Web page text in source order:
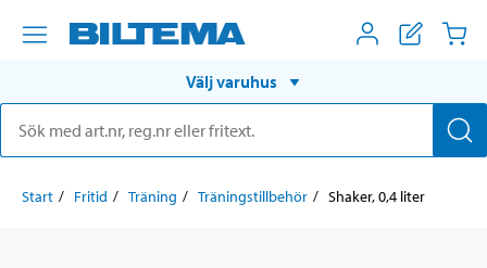
Välj varuhus
Start Fritid Träning Träningstillbehör Shaker, 0,4 liter